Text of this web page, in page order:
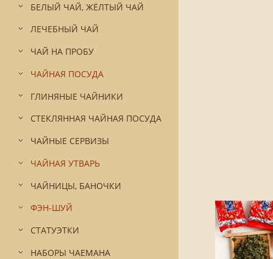
БЕЛЫЙ ЧАЙ, ЖЁЛТЫЙ ЧАЙ
ЛЕЧЕБНЫЙ ЧАЙ
ЧАЙ НА ПРОБУ
ЧАЙНАЯ ПОСУДА
ГЛИНЯНЫЕ ЧАЙНИКИ
СТЕКЛЯННАЯ ЧАЙНАЯ ПОСУДА
ЧАЙНЫЕ СЕРВИЗЫ
ЧАЙНАЯ УТВАРЬ
ЧАЙНИЦЫ, БАНОЧКИ
ФЭН-ШУЙ
СТАТУЭТКИ
НАБОРЫ ЧАЕМАНА